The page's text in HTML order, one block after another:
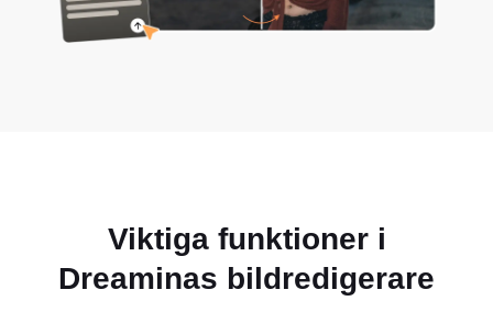
Viktiga funktioner i
Dreaminas bildredigerare